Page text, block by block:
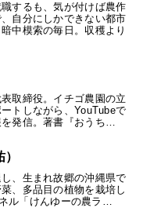
するも、気が付けば農作
自分にしかできない都市
中模索の毎日。収穫より
取締役。イチゴ農園の立
トしながら、YouTubeで
発信。著書『おうち…
、生まれ故郷の沖縄県で
、多品目の植物を栽培し
ル「けんゆーの農ラ…